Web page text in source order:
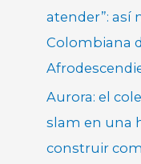
atender”: así
Colombiana
Aurora: el
slam en una
construir